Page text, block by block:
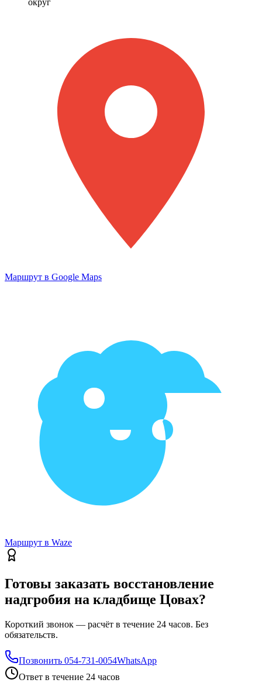
округ
Маршрут в Google Maps
Маршрут в Waze
Готовы заказать восстановление
надгробия на кладбище Цовах?
Короткий звонок — расчёт в течение 24 часов. Без
обязательств.
Позвонить 054-731-0054WhatsApp
Ответ в течение 24 часов